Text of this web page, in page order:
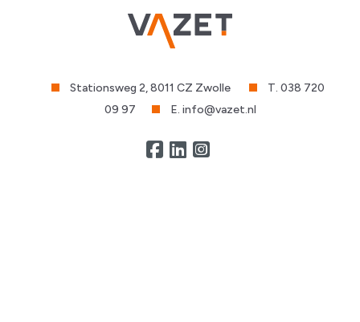
Stationsweg 2, 8011 CZ Zwolle
T. 038 720
09 97
E. info@vazet.nl